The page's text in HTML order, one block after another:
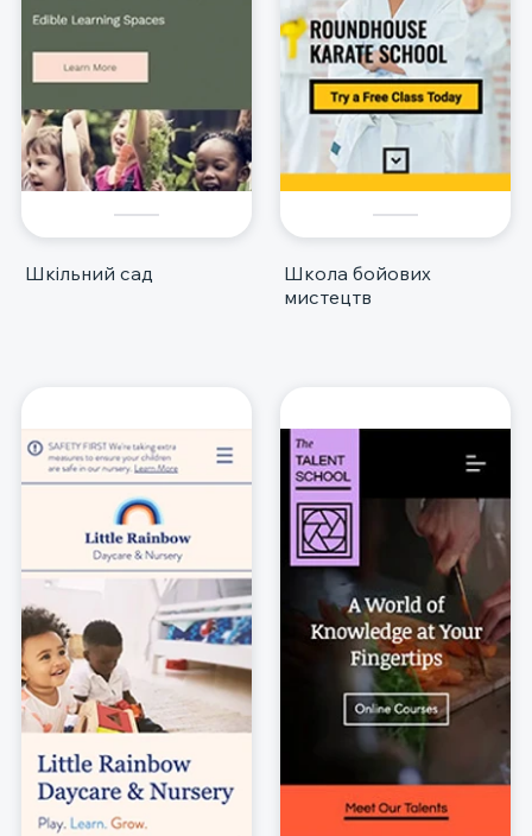
Шкільний сад
Школа бойових
мистецтв